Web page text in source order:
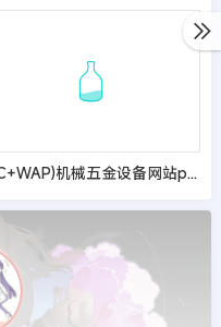
(PC+WAP)机械五金设备网站pbootcms模板 蓝色工业机械设备网站源码